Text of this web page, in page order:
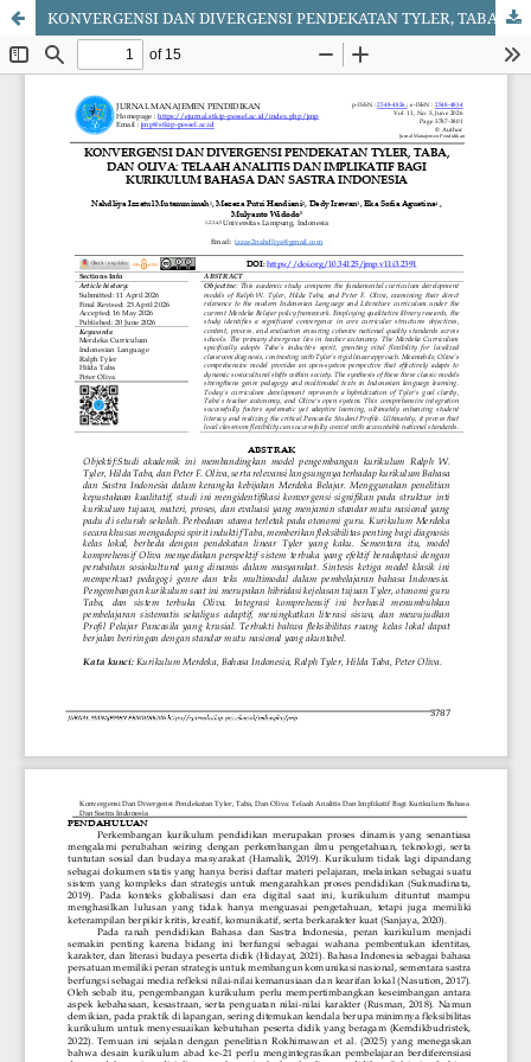
KONVERGENSI DAN DIVERGENSI PENDEKATAN TYLER, TABA, DAN OLIVA: TELAAH ANALITIS DAN IMPLIKATIF BAGI KURIKULUM BAHASA DAN SASTRA INDONESIA